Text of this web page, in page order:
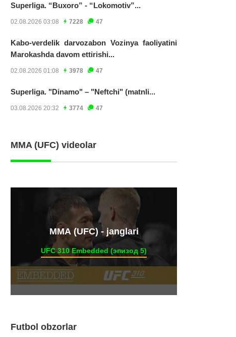
Superliga. “Buxoro” - “Lokomotiv”...
02.08.2026 03:08 7228 47
Kabo-verdelik darvozabon Vozinya faoliyatini
Marokashda davom ettirishi...
02.08.2026 01:08 3978 47
Superliga. "Dinamo" – "Neftchi" (matnli...
03.08.2026 20:32 3774 47
MMA (UFC) videolar
ММА (UFC) - janglari
UFC 310 Embedded (эпизод 5)
Futbol obzorlar